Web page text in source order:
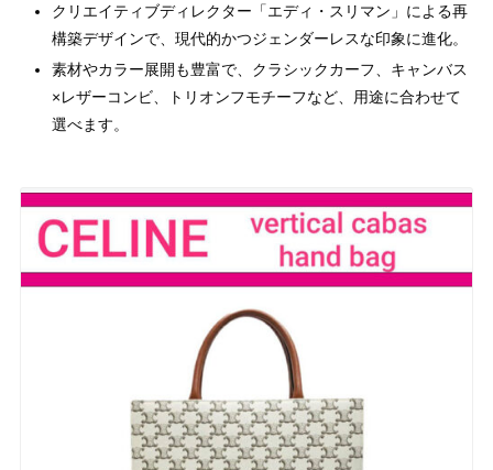
クリエイティブディレクター「エディ・スリマン」による再
構築デザインで、現代的かつジェンダーレスな印象に進化。
素材やカラー展開も豊富で、クラシックカーフ、キャンバス
×レザーコンビ、トリオンフモチーフなど、用途に合わせて
選べます。